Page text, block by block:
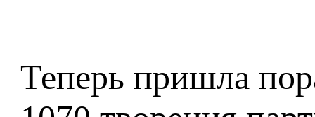
Теперь пришла